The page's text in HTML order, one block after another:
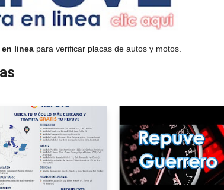
lineapara verificar placas de autos y motos.